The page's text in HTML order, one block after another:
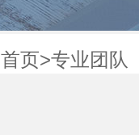
首页>专业团队